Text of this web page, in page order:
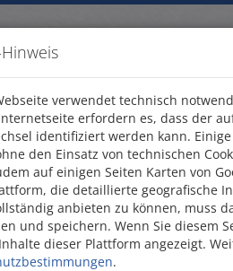
und Kibbuz Mietwagen
Dead Sea
verwendet technisch
erfordern es, dass der
identifiziert werden kann.
den Einsatz von technischen
auf einigen Seiten Karten von
die detaillierte geografische
anbieten zu können, muss
und speichern. Wenn Sie diesem
dieser Plattform angezeigt.
.